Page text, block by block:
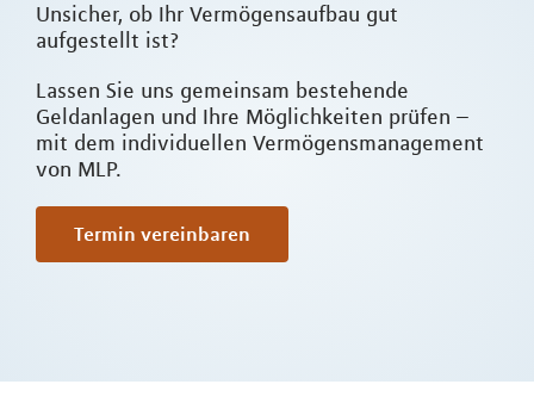
Unsicher, ob Ihr Vermögensaufbau gut
aufgestellt ist?
Lassen Sie uns gemeinsam bestehende
Geldanlagen und Ihre Möglichkeiten prüfen –
mit dem individuellen Vermögensmanagement
von MLP.
Termin vereinbaren